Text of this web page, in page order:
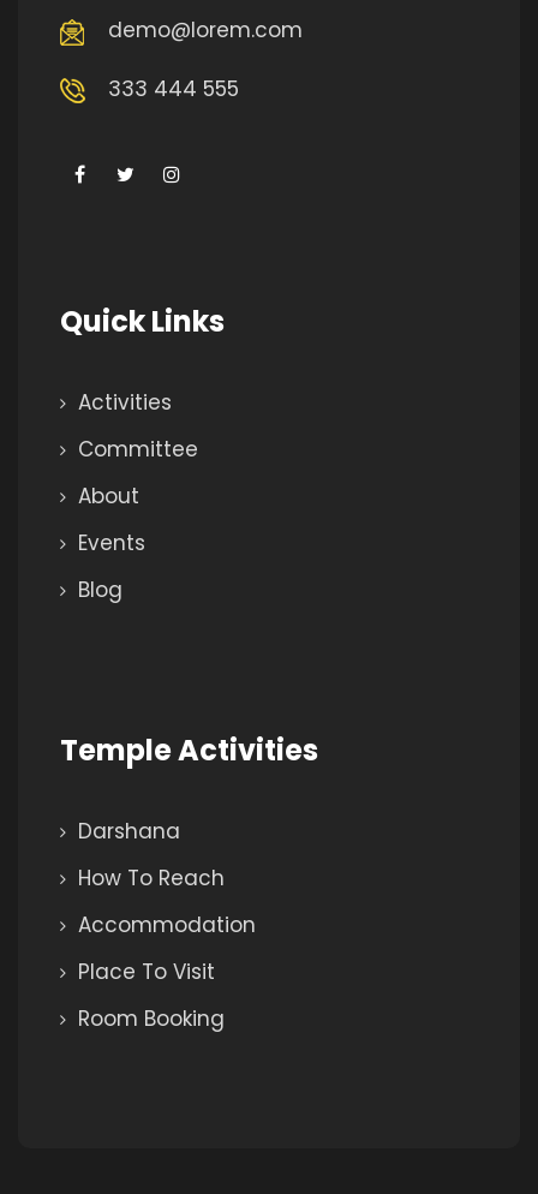
demo@lorem.com
333 444 555
Quick Links
Activities
Committee
About
Events
Blog
Temple Activities
Darshana
How To Reach
Accommodation
Place To Visit
Room Booking